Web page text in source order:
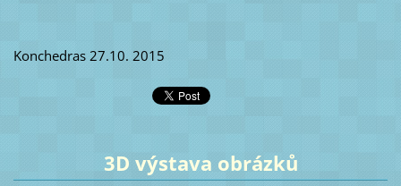
Konchedras 27.10. 2015
3D výstava obrázků